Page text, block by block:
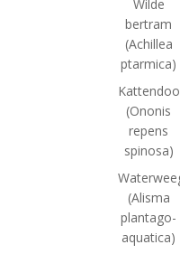
Wilde
bertram
(Achillea
ptarmica)
(Ononis
repens
spinosa)
(Alisma
plantago-
aquatica)